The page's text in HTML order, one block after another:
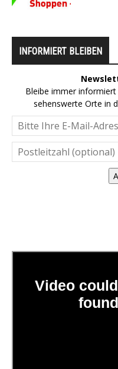
INFORMIERT BLEIBEN
Bleibe immer informiert
sehenswerte Orte in